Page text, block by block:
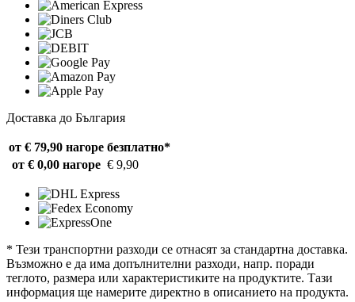
Доставка до България
от € 79,90 нагоре безплатно*
от € 0,00 нагоре € 9,90
* Тези транспортни разходи се отнасят за стандартна доставка.
Възможно е да има допълнителни разходи, напр. поради
теглото, размера или характеристиките на продуктите. Тази
информация ще намерите директно в описанието на продукта.